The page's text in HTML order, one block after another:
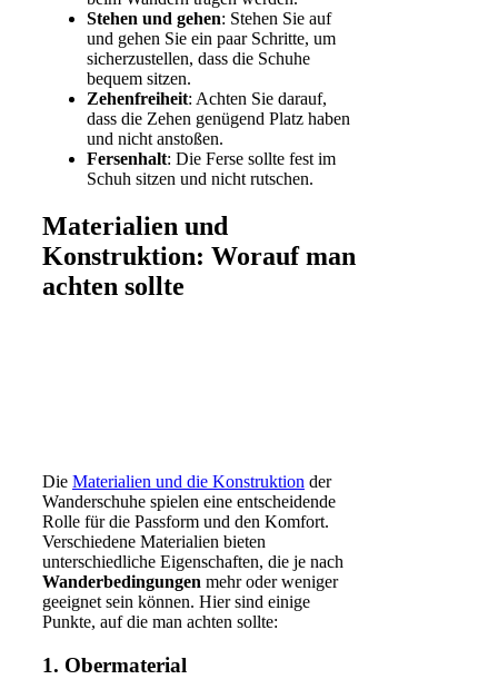
Stehen und gehen: Stehen Sie auf
und gehen Sie ein paar Schritte, um
sicherzustellen, dass die Schuhe
bequem sitzen.
Zehenfreiheit: Achten Sie darauf,
dass die Zehen genügend Platz haben
und nicht anstoßen.
Fersenhalt: Die Ferse sollte fest im
Schuh sitzen und nicht rutschen.
Materialien und
Konstruktion: Worauf man
achten sollte
Die Materialien und die Konstruktion der
Wanderschuhe spielen eine entscheidende
Rolle für die Passform und den Komfort.
Verschiedene Materialien bieten
unterschiedliche Eigenschaften, die je nach
Wanderbedingungen mehr oder weniger
geeignet sein können. Hier sind einige
Punkte, auf die man achten sollte:
1. Obermaterial